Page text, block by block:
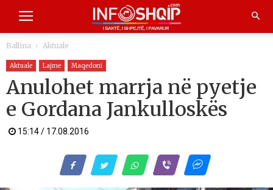
Ballina Aktuale
Aktuale Lajme Maqedoni
Anulohet marrja në pyetje
e Gordana Jankulloskës
15:14 / 17.08.2016